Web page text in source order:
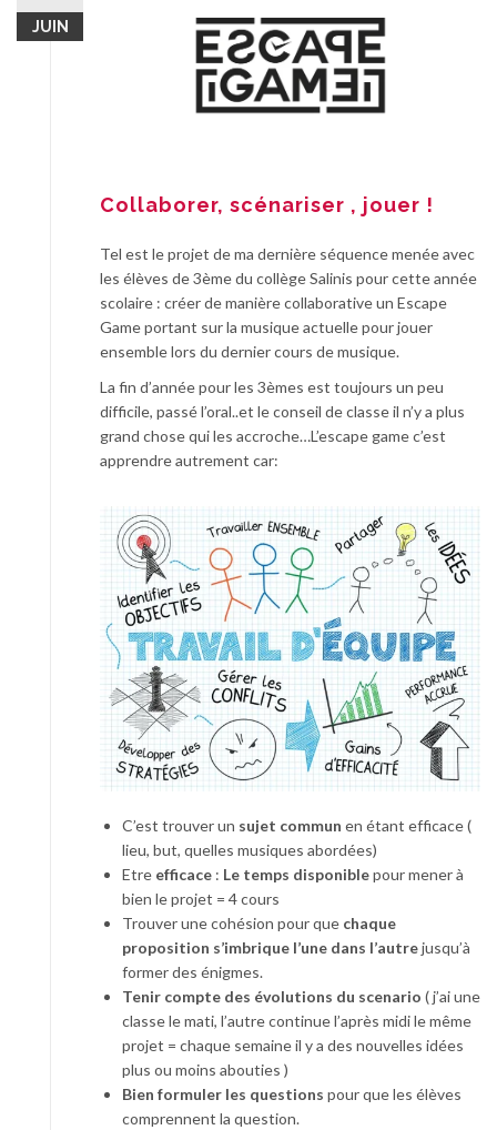
JUIN
Collaborer, scénariser , jouer !
Tel est le projet de ma dernière séquence menée avec
les élèves de 3ème du collège Salinis pour cette année
scolaire : créer de manière collaborative un Escape
Game portant sur la musique actuelle pour jouer
ensemble lors du dernier cours de musique.
La fin d’année pour les 3èmes est toujours un peu
difficile, passé l’oral..et le conseil de classe il n’y a plus
grand chose qui les accroche…L’escape game c’est
apprendre autrement car:
C’est trouver un sujet commun en étant efficace (
lieu, but, quelles musiques abordées)
Etre efficace : Le temps disponiblepour mener à
bien le projet = 4 cours
Trouver une cohésion pour que chaque
proposition s’imbrique l’une dans l’autrejusqu’à
former des énigmes.
Tenir compte des évolutions du scenario ( j’ai une
classe le mati, l’autre continue l’après midi le même
projet = chaque semaine il y a des nouvelles idées
plus ou moins abouties )
Bien formuler les questions pour que les élèves
comprennent la question.